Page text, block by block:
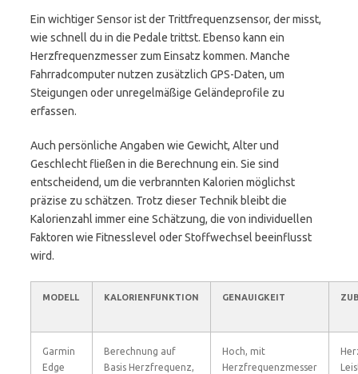
Ein wichtiger Sensor ist der Trittfrequenzsensor, der misst,
wie schnell du in die Pedale trittst. Ebenso kann ein
Herzfrequenzmesser zum Einsatz kommen. Manche
Fahrradcomputer nutzen zusätzlich GPS-Daten, um
Steigungen oder unregelmäßige Geländeprofile zu
erfassen.
Auch persönliche Angaben wie Gewicht, Alter und
Geschlecht fließen in die Berechnung ein. Sie sind
entscheidend, um die verbrannten Kalorien möglichst
präzise zu schätzen. Trotz dieser Technik bleibt die
Kalorienzahl immer eine Schätzung, die von individuellen
Faktoren wie Fitnesslevel oder Stoffwechsel beeinflusst
wird.
MODELL KALORIENFUNKTION GENAUIGKEIT
Garmin
Edge
Berechnung auf
Basis Herzfrequenz,
Hoch, mit
Herzfrequenzmesser